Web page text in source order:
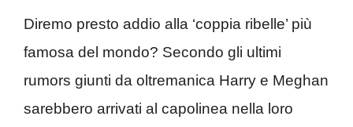
Diremo presto addio alla ‘coppia ribelle’ più
famosa del mondo? Secondo gli ultimi
rumors giunti da oltremanica Harry e Meghan
sarebbero arrivati al capolinea nella loro